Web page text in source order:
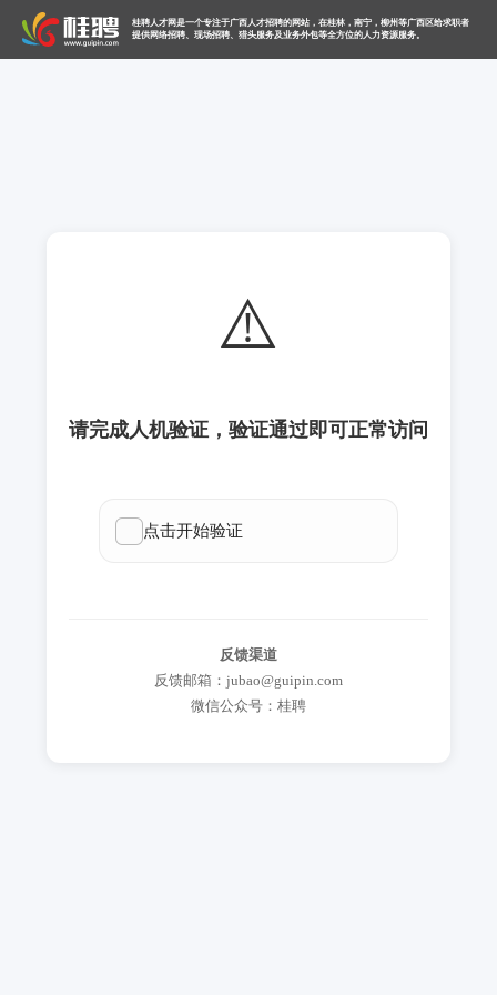
桂聘人才网是一个专注于广西人才招聘的网站，在桂林，南宁，柳州等广西区给求职者
提供网络招聘、现场招聘、猎头服务及业务外包等全方位的人力资源服务。
⚠️
请完成人机验证，验证通过即可正常访问
反馈渠道
反馈邮箱：jubao@guipin.com
微信公众号：桂聘